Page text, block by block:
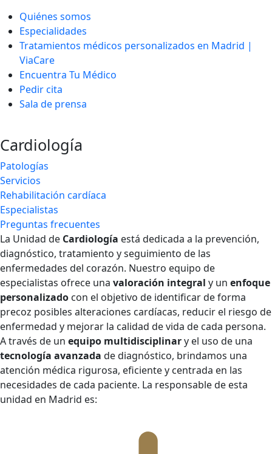
Quiénes somos
Especialidades
Tratamientos médicos personalizados en Madrid |
ViaCare
Encuentra Tu Médico
Pedir cita
Sala de prensa
Cardiología
Patologías
Servicios
Rehabilitación cardíaca
Especialistas
Preguntas frecuentes
La Unidad de Cardiología está dedicada a la prevención,
diagnóstico, tratamiento y seguimiento de las
enfermedades del corazón. Nuestro equipo de
especialistas ofrece una valoración integral y un enfoque
personalizado con el objetivo de identificar de forma
precoz posibles alteraciones cardíacas, reducir el riesgo de
enfermedad y mejorar la calidad de vida de cada persona.
A través de un equipo multidisciplinary el uso de una
tecnología avanzada de diagnóstico, brindamos una
atención médica rigurosa, eficiente y centrada en las
necesidades de cada paciente. La responsable de esta
unidad en Madrid es: